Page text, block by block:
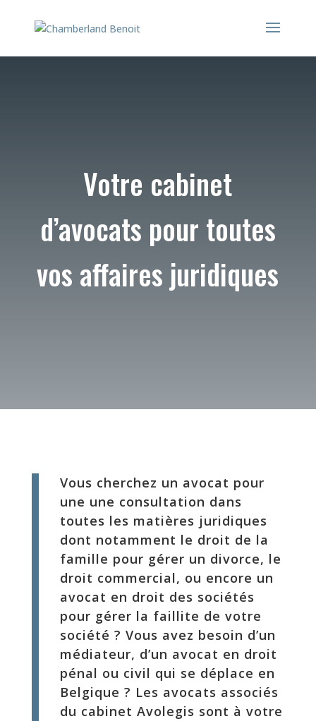
Votre cabinet
d’avocats pour toutes
vos affaires juridiques
Vous cherchez un avocat pour
une une consultation dans
toutes les matières juridiques
dont notamment le droit de la
famille pour gérer un divorce, le
droit commercial, ou encore un
avocat en droit des sociétés
pour gérer la faillite de votre
société ? Vous avez besoin d’un
médiateur, d’un avocat en droit
pénal ou civil qui se déplace en
Belgique ? Les avocats associés
du cabinet Avolegis sont à votre